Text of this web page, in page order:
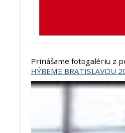
Prinášame fotogalériu z
HÝBEME BRATISLAVOU